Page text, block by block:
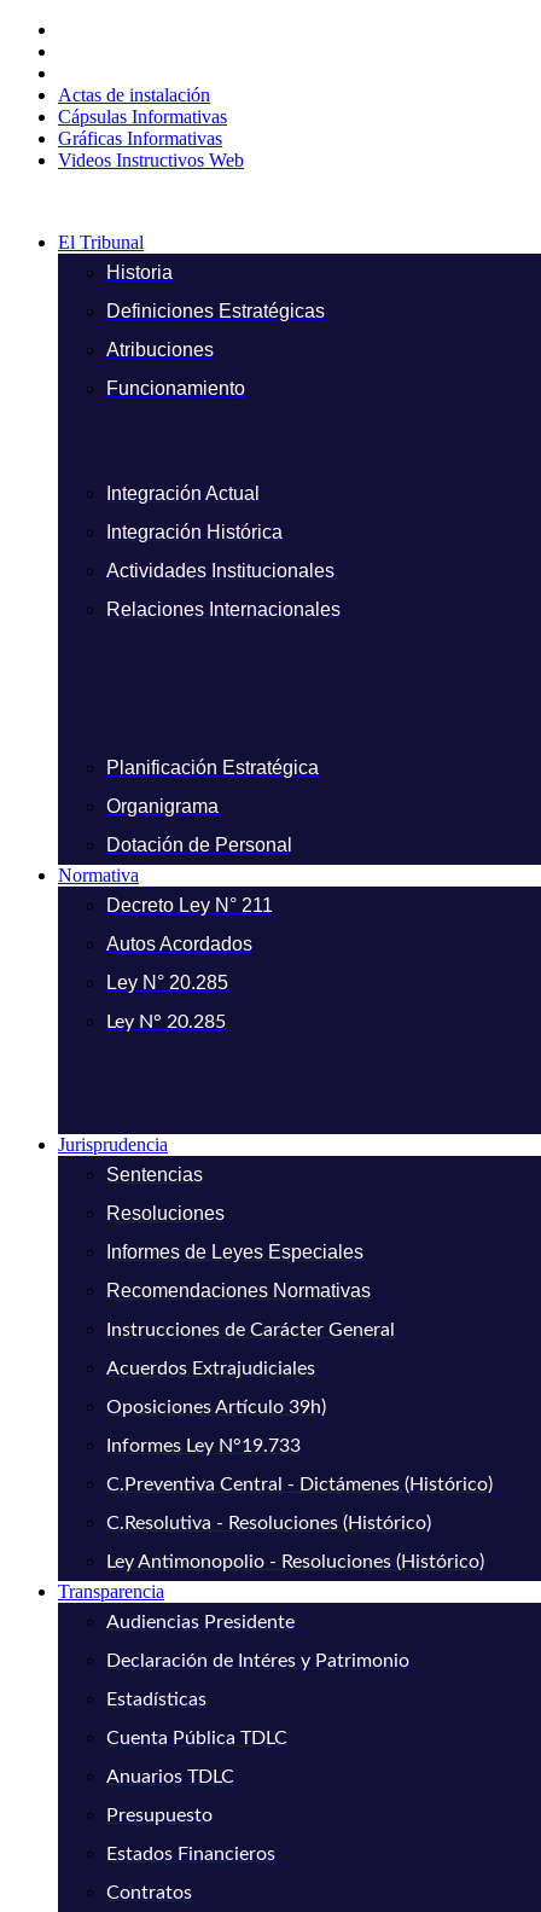
contenido
Actas de instalación
Cápsulas Informativas
Gráficas Informativas
Videos Instructivos Web
El Tribunal
Historia
Definiciones Estratégicas
Atribuciones
Funcionamiento
Integración Actual
Integración Histórica
Actividades Institucionales
Relaciones Internacionales
Planificación Estratégica
Organigrama
Dotación de Personal
Normativa
Decreto Ley N° 211
Autos Acordados
Ley N° 20.285
Ley N° 20.285
Jurisprudencia
Sentencias
Resoluciones
Informes de Leyes Especiales
Recomendaciones Normativas
Instrucciones de Carácter General
Acuerdos Extrajudiciales
Oposiciones Artículo 39h)
Informes Ley N°19.733
C.Preventiva Central - Dictámenes (Histórico)
C.Resolutiva - Resoluciones (Histórico)
Ley Antimonopolio - Resoluciones (Histórico)
Transparencia
Audiencias Presidente
Declaración de Intéres y Patrimonio
Estadísticas
Cuenta Pública TDLC
Anuarios TDLC
Presupuesto
Estados Financieros
Contratos